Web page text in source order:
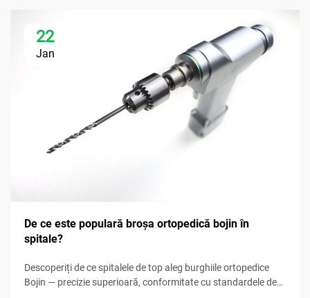
22
Jan
De ce este populară broșa ortopedică bojin în
spitale?
Descoperiți de ce spitalele de top aleg burghiile ortopedice
Bojin — precizie superioară, conformitate cu standardele de